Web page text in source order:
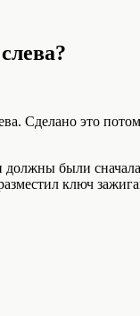
Сделано это
были
ключ